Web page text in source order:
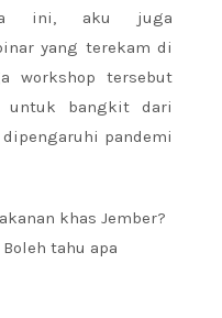
ini, aku juga
yang terekam di
workshop tersebut
untuk bangkit dari
pandemi
khas Jember?
tahu apa